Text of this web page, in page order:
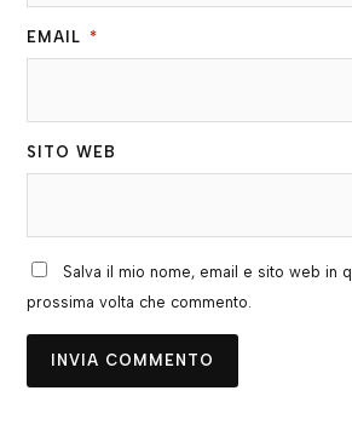
EMAIL *
SITO WEB
Salva il mio nome, email e sito web in
prossima volta che commento.